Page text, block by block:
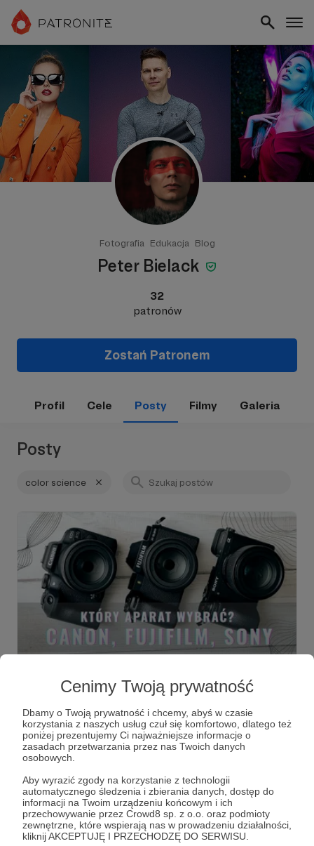
Cenimy Twoją prywatność
Dbamy o Twoją prywatność i chcemy, abyś w czasie
korzystania z naszych usług czuł się komfortowo, dlatego też
poniżej prezentujemy Ci najważniejsze informacje o
zasadach przetwarzania przez nas Twoich danych
osobowych.
Aby wyrazić zgody na korzystanie z technologii
automatycznego śledzenia i zbierania danych, dostęp do
informacji na Twoim urządzeniu końcowym i ich
przechowywanie przez Crowd8 sp. z o.o. oraz podmioty
zewnętrzne, które wspierają nas w prowadzeniu działalności,
kliknij AKCEPTUJĘ I PRZECHODZĘ DO SERWISU.
Fotografia Edukacja Blog
Peter Bielack
32
patronów
Zostań Patronem
Profil Cele Posty Filmy Galeria
Posty
color science
Jaki aparat wybrać?
Tak się złożyło, że miałem w domu pięć różnych aparatów
trzech producentów: Canon, FujiFilm i Sony. Który robi
najlepsze zdjęcia, który jest wygodny, który intuicyjny a
który ma najlepszy auto fokus? Który aparat wybrać?
Sprawdziłem to i w tym filmie odpowiadam na te pytania.
kolor